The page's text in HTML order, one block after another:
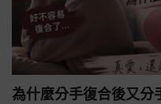
為什麼分手復合後又分